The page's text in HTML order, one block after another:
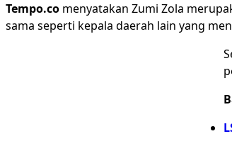
Tempo.co menyatakan Zumi Zola
sama seperti kepala daerah lain yang